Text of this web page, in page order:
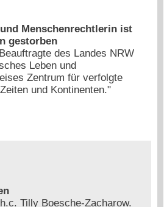
Menschenrechtlerin ist
gestorben
des Landes NRW
Leben und
Zentrum für verfolgte
und Kontinenten."
Tilly Boesche-Zacharow.